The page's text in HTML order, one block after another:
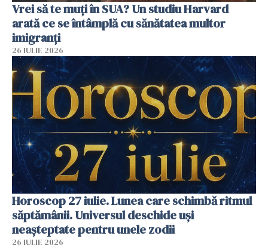
Vrei să te muți în SUA? Un studiu Harvard
arată ce se întâmplă cu sănătatea multor
imigranți
26 IULIE 2026
Horoscop 27 iulie. Lunea care schimbă ritmul
săptămânii. Universul deschide uși
neașteptate pentru unele zodii
26 IULIE 2026